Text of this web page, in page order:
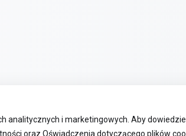
analitycznych i marketingowych. Aby
oraz Oświadczenia dotyczącego plików